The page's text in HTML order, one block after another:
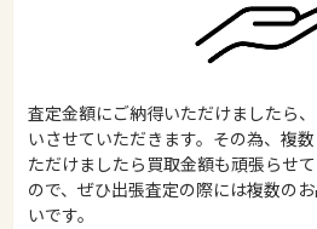
査定金額にご納得いただけましたら
いさせていただきます。その為、複
ただけましたら買取金額も頑張らせ
ので、ぜひ出張査定の際には複数の
いです。